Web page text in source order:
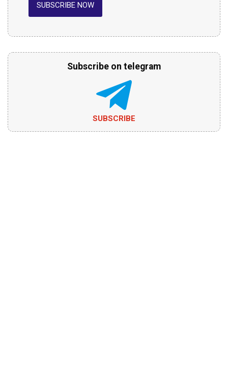
SUBSCRIBE NOW
Subscribe on telegram
SUBSCRIBE